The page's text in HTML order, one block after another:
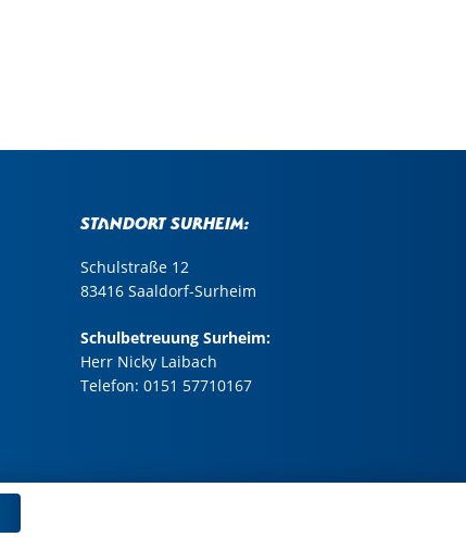
Standort Surheim:
Schulstraße 12
83416 Saaldorf-Surheim
Schulbetreuung Surheim:
Herr Nicky Laibach
Telefon: 0151 57710167